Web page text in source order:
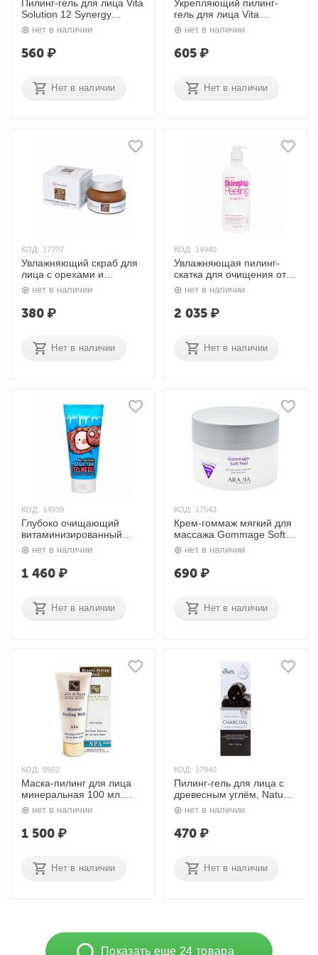
Пилинг-гель для лица Vita
Solution 12 Synergy
Peeling Gel 180 мл. Jigott
нет в наличии
560₽
Нет в наличии
Укрепляющий пилинг-
гель для лица Vita
Solution 12 Firming
Peeling Gel 180 мл. Jigott
нет в наличии
605₽
Нет в наличии
КОД: 17707
Увлажняющий скраб для
лица с орехами и
фруктами 50 мл. Indiale
нет в наличии
380₽
Нет в наличии
КОД: 14940
Увлажняющая пилинг-
скатка для очищения от
омертвевших клеток 500
мл. Elizavecca
нет в наличии
2 035₽
Нет в наличии
КОД: 14939
Глубоко очищающий
витаминизированный
пилинговый гель для
лица 150 мл. Elizavecca
нет в наличии
1 460₽
Нет в наличии
КОД: 17543
Крем-гоммаж мягкий для
массажа Gommage Soft
Peel 150 мл. Aravia
нет в наличии
690₽
Нет в наличии
КОД: 9562
Маска-пилинг для лица
минеральная 100 мл.
H&Bнет в наличии
1 500₽
Нет в наличии
КОД: 17940
Пилинг-гель для лица с
древесным углём, Natural
Peeling Gel Charcoal 100
мл. Ekel
нет в наличии
470₽
Нет в наличии
Показать еще 24 товара